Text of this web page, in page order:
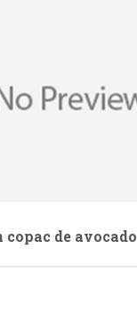
copac de avocado